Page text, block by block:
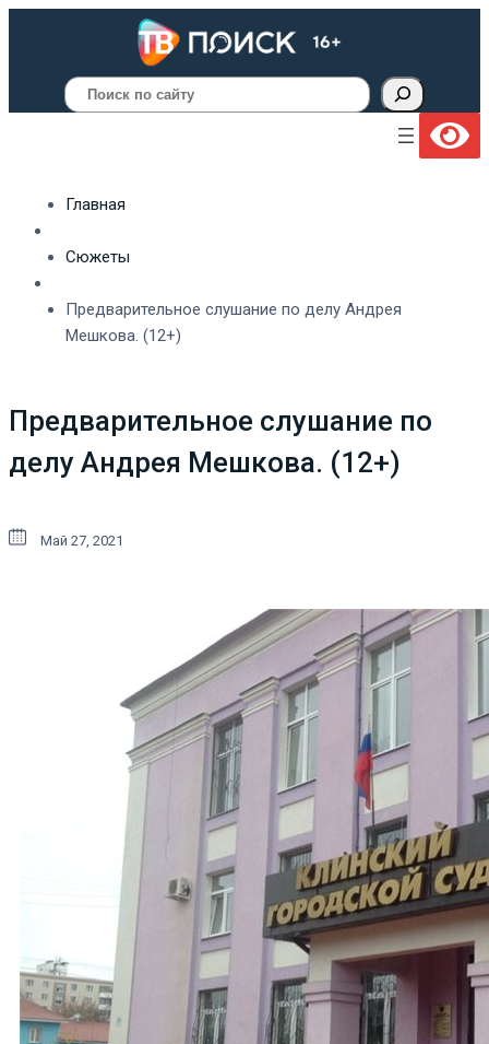
Поиск
Главная
Сюжеты
Предварительное слушание по делу Андрея
Мешкова. (12+)
Предварительное слушание по
делу Андрея Мешкова. (12+)
Май 27, 2021